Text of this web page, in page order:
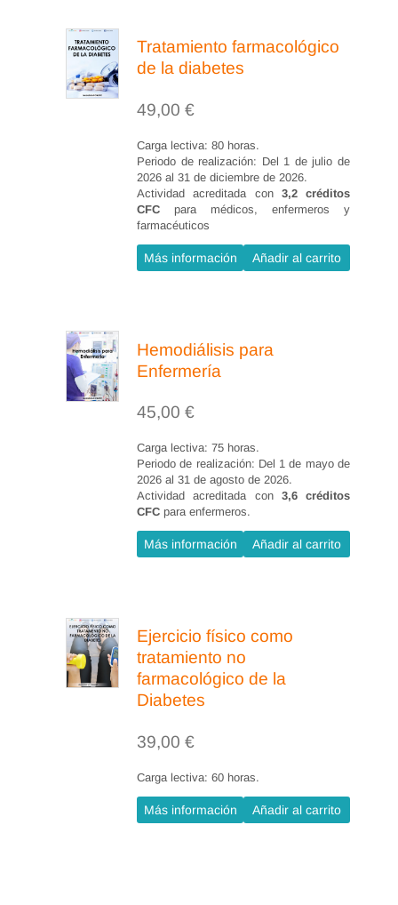
Programa de entrenamiento
Estrategias y técnicas
Habilidades básicas
Asertividad
Escucha activa
Manejo de estrés.
Control emocional:
identificación de
emociones negativas
Manejo de situaciones
difíciles
Resistencias o
Afrontamiento de la
irritación y la
hostilidad
Críticas
Tratamiento farmacológico
de la diabetes
49,00 €
Carga lectiva: 80 horas.
Periodo de realización: Del 1 de julio de
2026 al 31 de diciembre de 2026.
Actividad acreditada con3,2 créditos
CFC para médicos, enfermeros y
farmacéuticos
Más información Añadir al carrito
Hemodiálisis para
Enfermería
45,00 €
Carga lectiva: 75 horas.
Periodo de realización: Del 1 de mayo de
2026 al 31 de agosto de 2026.
Actividad acreditada con 3,6 créditos
CFC para enfermeros.
Más información Añadir al carrito
Ejercicio físico como
tratamiento no
farmacológico de la
Diabetes
39,00 €
Carga lectiva: 60 horas.
Más información Añadir al carrito